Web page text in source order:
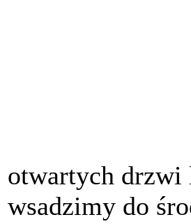
otwartych drzwi
wsadzimy do